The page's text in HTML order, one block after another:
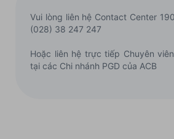
Vui lòng liên hệ Contact Center
(028) 38 247 247
Hoặc liên hệ trực tiếp Chuyên
tại các Chi nhánh PGD của ACB